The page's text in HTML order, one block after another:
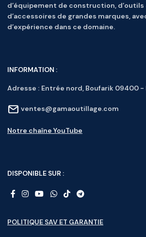
d’équipement de construction, d’outils
d’accessoires de grandes marques,
d’expérience dans ce domaine.
INFORMATION :
Adresse : Entrée nord, Boufarik 09400 -
ventes@gamaoutillage.com
Notre chaîne YouTube
DISPONIBLE SUR :
POLITIQUE SAV ET GARANTIE